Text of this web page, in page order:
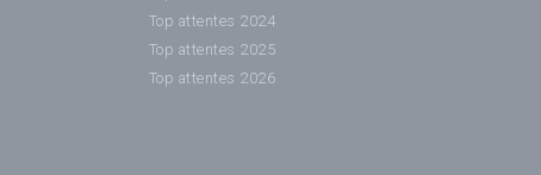
Top attentes 2024
Top attentes 2025
Top attentes 2026